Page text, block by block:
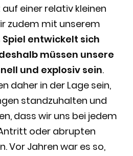
einer relativ kleinen
zudem mit unserem
Spiel entwickelt sich
müssen unsere
und explosiv sein.
daher in der Lage sein,
standzuhalten und
dass wir uns bei jedem
oder abrupten
Vor Jahren war es so,